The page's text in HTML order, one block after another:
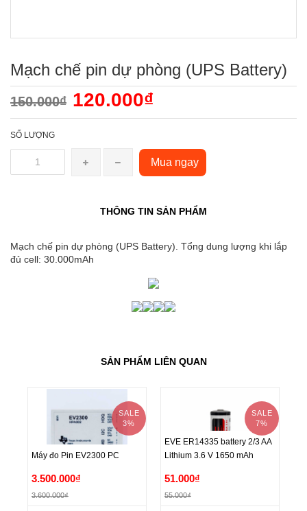
Mạch chế pin dự phòng (UPS Battery)
150.000₫ 120.000₫
SỐ LƯỢNG
Mua ngay
THÔNG TIN SẢN PHẨM
Mạch chế pin dự phòng (UPS Battery). Tổng dung lượng khi lắp
đủ cell: 30.000mAh
SẢN PHẨM LIÊN QUAN
SALE
3%
Máy đo Pin EV2300 PC
Máy đo Pin EV2300 PC
3.500.000₫
3.600.000₫
SALE
7%
EVE ER14335 battery 2/3 AA
Lithium 3.6 V 1650 mAh
EVE ER14335 battery 2/3 AA
Lithium 3.6 V 1650 mAh
51.000₫
55.000₫